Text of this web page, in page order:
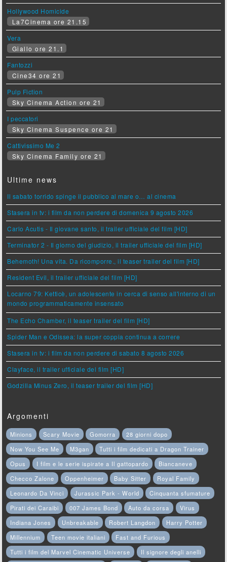
Hollywood Homicide
La7Cinema ore 21.15
Vera
Giallo ore 21.1
Fantozzi
Cine34 ore 21
Pulp Fiction
Sky Cinema Action ore 21
I peccatori
Sky Cinema Suspence ore 21
Cattivissimo Me 2
Sky Cinema Family ore 21
Ultime news
Il sabato torrido spinge il pubblico al mare o… al cinema
Stasera in tv: i film da non perdere di domenica 9 agosto 2026
Carlo Acutis - Il giovane santo, il trailer ufficiale del film [HD]
Terminator 2 - Il giorno del giudizio, il trailer ufficiale del film [HD]
Behemoth! Una vita. Da ricomporre., il teaser trailer del film [HD]
Resident Evil, il trailer ufficiale del film [HD]
Locarno 79: Ketticè, un adolescente in cerca di senso all'interno di un
mondo programmaticamente insensato
The Echo Chamber, il teaser trailer del film [HD]
Spider Man e Odissea: la super coppia continua a correre
Stasera in tv: i film da non perdere di sabato 8 agosto 2026
Clayface, il trailer ufficiale del film [HD]
Godzilla Minus Zero, il teaser trailer del film [HD]
Argomenti
Minions Scary Movie Gomorra
28 giorni dopo
Now You See Me
M3gan
Tutti i film dedicati a Dragon Trainer
Opus
I film e le serie ispirate a Il gattopardo
Biancaneve
Checco Zalone
Oppenheimer Baby Sitter
Royal Family
Leonardo Da Vinci
Jurassic Park - World
Cinquanta sfumature
Pirati dei Caraibi
007 James Bond Auto da corsa
Virus
Indiana Jones
Unbreakable Robert Langdon
Harry Potter
Millennium
Teen movie italiani
Fast and Furious
Tutti i film del Marvel Cinematic Universe
Il signore degli anelli